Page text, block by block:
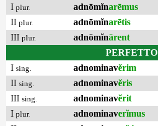
I plur. adnōmĭnarēmus
II plur. adnōmĭnarētis
III plur. adnōmĭnārent
PERFETTO
I sing. adnominavĕrim
II sing. adnominavĕris
III sing. adnominavĕrit
I plur. adnominaverĭmus